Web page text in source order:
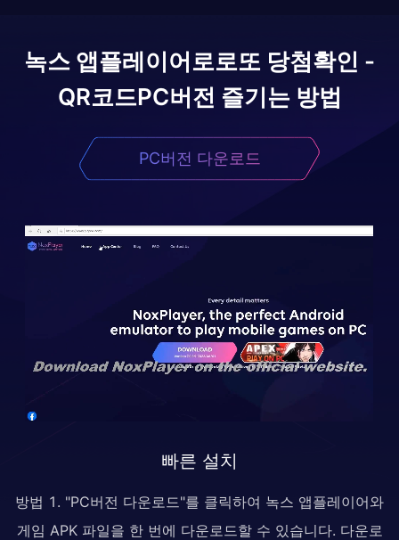
녹스 앱플레이어로로또 당첨확인 -
QR코드PC버전 즐기는 방법
PC버전 다운로드
빠른 설치
방법 1. "PC버전 다운로드"를 클릭하여 녹스 앱플레이어와
게임 APK 파일을 한 번에 다운로드할 수 있습니다. 다운로